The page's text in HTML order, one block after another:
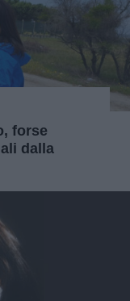
forse
dalla